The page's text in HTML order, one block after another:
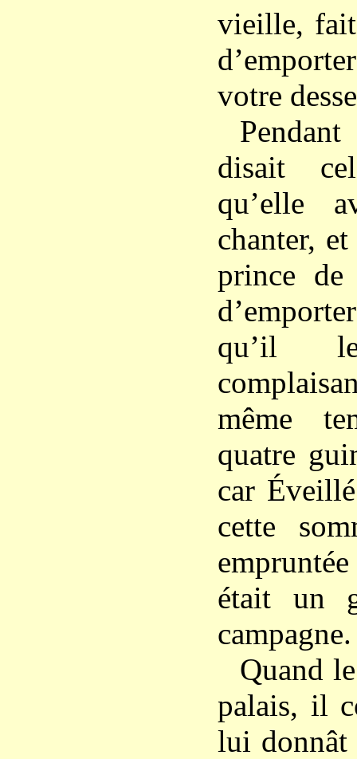
vieille,
votre
disait
qu’elle
chanter,
prince de
qu’il
même
quatre
car
cette
était un
campagne.
Quand
palais, il
lui donnât